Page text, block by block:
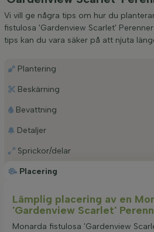
Vi vill ge några tips om hur du
fistulosa 'Gardenview Scarlet'
tips kan du vara säker på att njuta
Placering
Plantering
Beskärning
Bevattning
Detaljer
Sprickor/delar
Lämplig placering av en
'Gardenview Scarlet'
Monarda fistulosa 'Gardenview